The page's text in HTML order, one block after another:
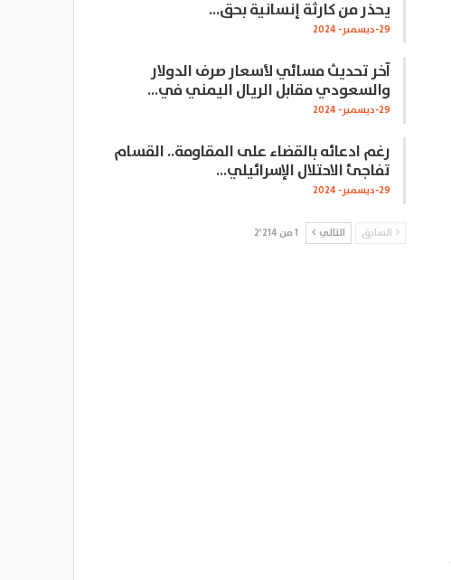
يحذر من كارثة إنسانية بحق…
29-ديسمبر- 2024
آخر تحديث مسائي لأسعار صرف الدولار
والسعودي مقابل الريال اليمني في…
29-ديسمبر- 2024
رغم ادعائه بالقضاء على المقاومة.. القسام
تفاجئ الاحتلال الإسرائيلي…
29-ديسمبر- 2024
السابق التالي 1 من 2٬214